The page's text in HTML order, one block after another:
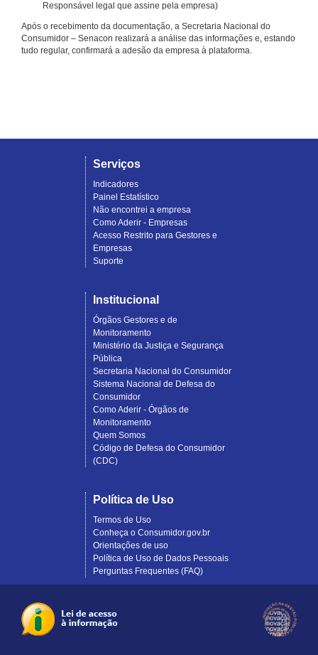
Responsável legal que assine pela empresa)
Após o recebimento da documentação, a Secretaria Nacional do
Consumidor – Senacon realizará a análise das informações e, estando
tudo regular, confirmará a adesão da empresa à plataforma.
Serviços
Indicadores
Painel Estatístico
Não encontrei a empresa
Como Aderir - Empresas
Acesso Restrito para Gestores e
Empresas
Suporte
Institucional
Órgãos Gestores e de
Monitoramento
Ministério da Justiça e Segurança
Pública
Secretaria Nacional do Consumidor
Sistema Nacional de Defesa do
Consumidor
Como Aderir - Órgãos de
Monitoramento
Quem Somos
Código de Defesa do Consumidor
(CDC)
Política de Uso
Termos de Uso
Conheça o Consumidor.gov.br
Orientações de uso
Política de Uso de Dados Pessoais
Perguntas Frequentes (FAQ)